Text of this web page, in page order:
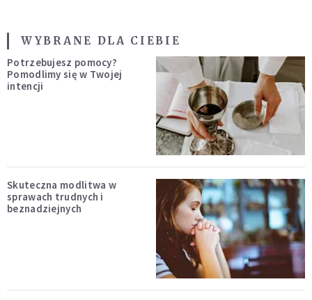
WYBRANE DLA CIEBIE
Potrzebujesz pomocy?
Pomodlimy się w Twojej
intencji
Skuteczna modlitwa w
sprawach trudnych i
beznadziejnych